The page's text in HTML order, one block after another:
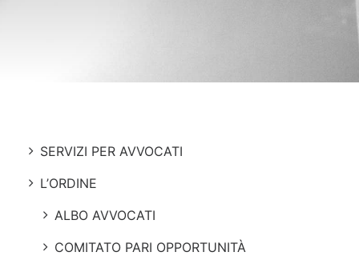
SERVIZI PER AVVOCATI
L’ORDINE
ALBO AVVOCATI
COMITATO PARI OPPORTUNITÀ